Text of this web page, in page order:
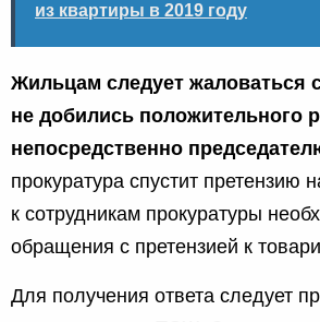
из квартиры в 2019 году
Жильцам следует жаловаться
не добились положительного
непосредственно
прокуратура спустит
к сотрудникам прокуратуры
обращения с претензией к
Для получения ответа следует